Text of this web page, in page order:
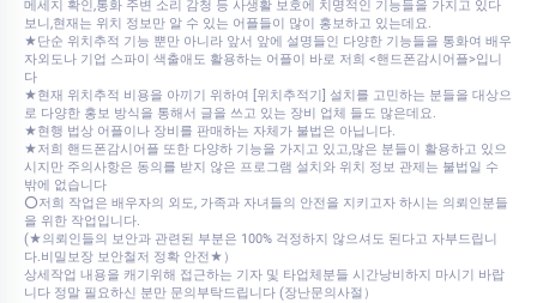
메세지 확인,통화 주변 소리 감청 등 사생활 보호에 치명적인 기능들을 가지고 있다
보니,현재는 위치 정보만 알 수 있는 어플들이 많이 홍보하고 있는데요.
★단순 위치추적 기능 뿐만 아니라 앞서 앞에 설명들인 다양한 기능들을 통화여 배우
자외도나 기업 스파이 색출애도 활용하는 어플이 바로 저희 <핸드폰감시어플>입니
다
★현재 위치추적 비용을 아끼기 위하여 [위치추적기] 설치를 고민하는 분들을 대상으
로 다양한 홍보 방식을 통해서 글을 쓰고 있는 장비 업체 들도 많은데요.
★현행 법상 어플이나 장비를 판매하는 자체가 불법은 아닙니다.
★저희 핸드폰감시어플 또한 다양하 기능을 가지고 있고,많은 분들이 활용하고 있으
시지만 주의사항은 동의를 받지 않은 프로그램 설치와 위치 정보 관제는 불법일 수
밖에 없습니다
⭕저희 작업은 배우자의 외도, 가족과 자녀들의 안전을 지키고자 하시는 의뢰인분들
을 위한 작업입니다.
(★의뢰인들의 보안과 관련된 부분은 100% 걱정하지 않으셔도 된다고 자부드립니
다.비밀보장 보안철저 정확 안전★）
상세작업 내용을 캐기위해 접근하는 기자 및 타업체분들 시간낭비하지 마시기 바랍
니다 정말 필요하신 분만 문의부탁드립니다 (장난문의사절）